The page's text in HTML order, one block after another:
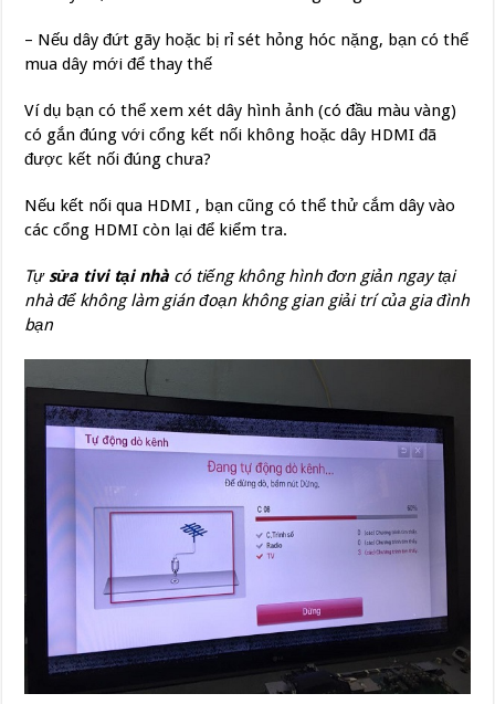
– Nếu dây đứt gãy hoặc bị rỉ sét hỏng hóc nặng, bạn có thể
mua dây mới để thay thế
Ví dụ bạn có thể xem xét dây hình ảnh (có đầu màu vàng)
có gắn đúng với cổng kết nối không hoặc dây HDMI đã
được kết nối đúng chưa?
Nếu kết nối qua HDMI , bạn cũng có thể thử cắm dây vào
các cổng HDMI còn lại để kiểm tra.
Tự sửa tivi tại nhà có tiếng không hình đơn giản ngay tại
nhà để không làm gián đoạn không gian giải trí của gia đình
bạn